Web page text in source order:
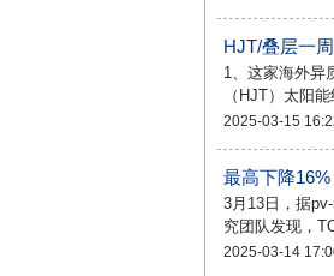
HJT/叠层一
1、这家海外异
（HJT）太阳
2025-03-15
最高下降
3月13日，据
究团队发现，
2025-03-14